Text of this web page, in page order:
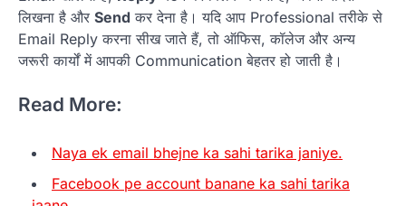
लिखना है और Send कर देना है। यदि आप Professional तरीके से
Email Reply करना सीख जाते हैं, तो ऑफिस, कॉलेज और अन्य
जरूरी कार्यों में आपकी Communication बेहतर हो जाती है।
Read More:
Naya ek email bhejne ka sahi tarika janiye.
Facebook pe account banane ka sahi tarika